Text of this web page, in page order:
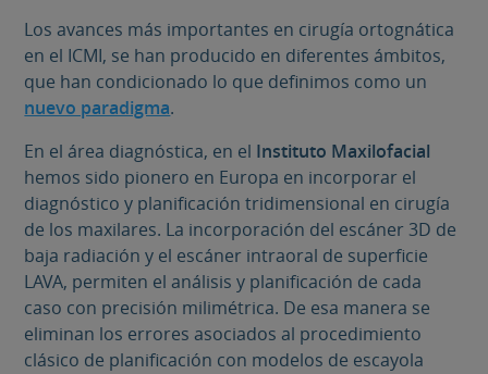
Los avances más importantes en cirugía ortognática
en el ICMI, se han producido en diferentes ámbitos,
que han condicionado lo que definimos como un
nuevo paradigma.
En el área diagnóstica, en el Instituto Maxilofacial
hemos sido pionero en Europa en incorporar el
diagnóstico y planificación tridimensional en cirugía
de los maxilares. La incorporación del escáner 3D de
baja radiación y el escáner intraoral de superficie
LAVA, permiten el análisis y planificación de cada
caso con precisión milimétrica. De esa manera se
eliminan los errores asociados al procedimiento
clásico de planificación con modelos de escayola